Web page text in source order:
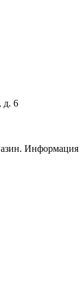
д. 6
Информация